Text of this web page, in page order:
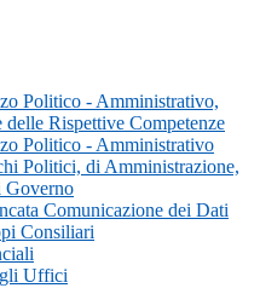
Politico - Amministrativo,
Rispettive Competenze
Politico - Amministrativo
Politici, di Amministrazione,
Governo
Comunicazione dei Dati
Consiliari
Uffici